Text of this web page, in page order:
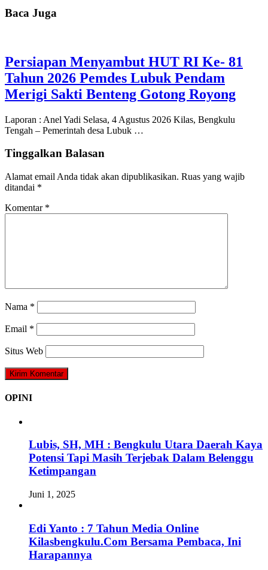
Baca Juga
Persiapan Menyambut HUT RI Ke- 81
Tahun 2026 Pemdes Lubuk Pendam
Merigi Sakti Benteng Gotong Royong
Laporan : Anel Yadi Selasa, 4 Agustus 2026 Kilas, Bengkulu
Tengah – Pemerintah desa Lubuk …
Tinggalkan Balasan
Alamat email Anda tidak akan dipublikasikan. Ruas yang wajib
ditandai *
Komentar *
Nama *
Email *
Situs Web
OPINI
Lubis, SH, MH : Bengkulu Utara Daerah Kaya
Potensi Tapi Masih Terjebak Dalam Belenggu
Ketimpangan
Juni 1, 2025
Edi Yanto : 7 Tahun Media Online
Kilasbengkulu.Com Bersama Pembaca, Ini
Harapannya